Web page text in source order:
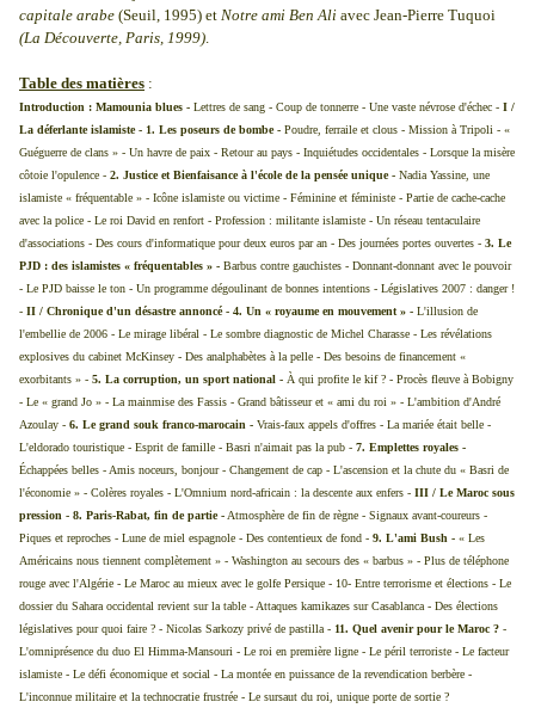
capitale arabe (Seuil, 1995) et Notre ami Ben Ali avec Jean-Pierre Tuquoi
(La Découverte, Paris, 1999).
Table des matières :
Introduction : Mamounia blues - Lettres de sang - Coup de tonnerre - Une vaste névrose d'échec - I /
La déferlante islamiste - 1. Les poseurs de bombe - Poudre, ferraile et clous - Mission à Tripoli - «
Guéguerre de clans » - Un havre de paix - Retour au pays - Inquiétudes occidentales - Lorsque la misère
côtoie l'opulence - 2. Justice et Bienfaisance à l'école de la pensée unique - Nadia Yassine, une
islamiste « fréquentable » - Icône islamiste ou victime - Féminine et féministe - Partie de cache-cache
avec la police - Le roi David en renfort - Profession : militante islamiste - Un réseau tentaculaire
d'associations - Des cours d'informatique pour deux euros par an - Des journées portes ouvertes - 3. Le
PJD : des islamistes « fréquentables » - Barbus contre gauchistes - Donnant-donnant avec le pouvoir
- Le PJD baisse le ton - Un programme dégoulinant de bonnes intentions - Législatives 2007 : danger !
- II / Chronique d'un désastre annoncé - 4. Un « royaume en mouvement » - L'illusion de
l'embellie de 2006 - Le mirage libéral - Le sombre diagnostic de Michel Charasse - Les révélations
explosives du cabinet McKinsey - Des analphabètes à la pelle - Des besoins de financement «
exorbitants » - 5. La corruption, un sport national - À qui profite le kif ? - Procès fleuve à Bobigny
- Le « grand Jo » - La mainmise des Fassis - Grand bâtisseur et « ami du roi » - L'ambition d'André
Azoulay - 6. Le grand souk franco-marocain - Vrais-faux appels d'offres - La mariée était belle -
L'eldorado touristique - Esprit de famille - Basri n'aimait pas la pub - 7. Emplettes royales -
Échappées belles - Amis noceurs, bonjour - Changement de cap - L'ascension et la chute du « Basri de
l'économie » - Colères royales - L'Omnium nord-africain : la descente aux enfers - III / Le Maroc sous
pression - 8. Paris-Rabat, fin de partie - Atmosphère de fin de règne - Signaux avant-coureurs -
Piques et reproches - Lune de miel espagnole - Des contentieux de fond - 9. L'ami Bush - « Les
Américains nous tiennent complètement » - Washington au secours des « barbus » - Plus de téléphone
rouge avec l'Algérie - Le Maroc au mieux avec le golfe Persique - 10- Entre terrorisme et élections - Le
dossier du Sahara occidental revient sur la table - Attaques kamikazes sur Casablanca - Des élections
législatives pour quoi faire ? - Nicolas Sarkozy privé de pastilla - 11. Quel avenir pour le Maroc ? -
L'omniprésence du duo El Himma-Mansouri - Le roi en première ligne - Le péril terroriste - Le facteur
islamiste - Le défi économique et social - La montée en puissance de la revendication berbère -
L'inconnue militaire et la technocratie frustrée - Le sursaut du roi, unique porte de sortie ?